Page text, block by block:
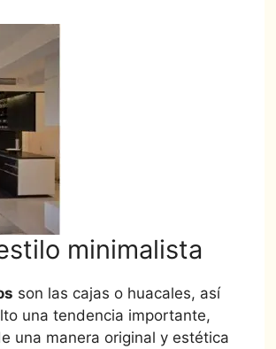
minimalista
son las cajas o huacales, así
una tendencia importante,
una manera original y estética